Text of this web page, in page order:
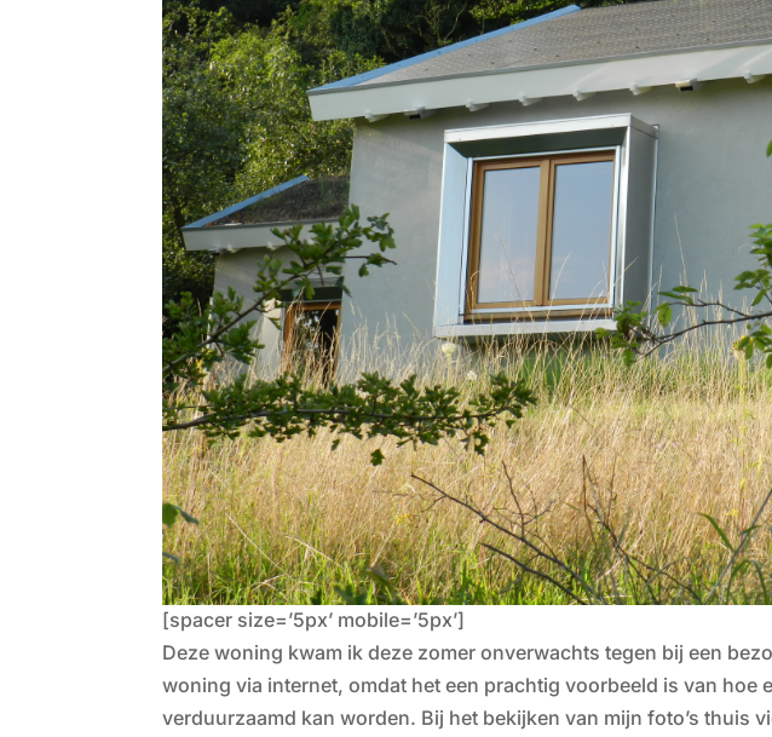
[spacer size=’5px’ mobile=’5px’]
Deze woning kwam ik deze zomer onverwachts tegen bij een
woning via internet, omdat het een prachtig voorbeeld is van hoe
verduurzaamd kan worden. Bij het bekijken van mijn foto’s thuis